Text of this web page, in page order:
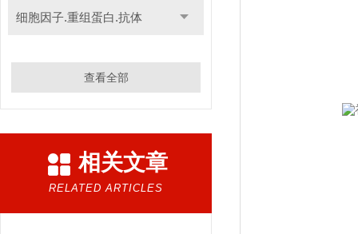
细胞因子.重组蛋白.抗体
查看全部
相关文章
RELATED ARTICLES